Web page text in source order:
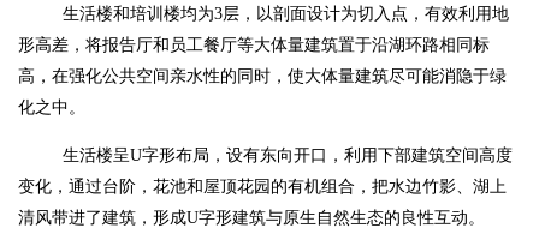
生活楼和培训楼均为3层，以剖面设计为切入点，有效利用地
形高差，将报告厅和员工餐厅等大体量建筑置于沿湖环路相同标
高，在强化公共空间亲水性的同时，使大体量建筑尽可能消隐于绿
化之中。
生活楼呈U字形布局，设有东向开口，利用下部建筑空间高度
变化，通过台阶，花池和屋顶花园的有机组合，把水边竹影、湖上
清风带进了建筑，形成U字形建筑与原生自然生态的良性互动。